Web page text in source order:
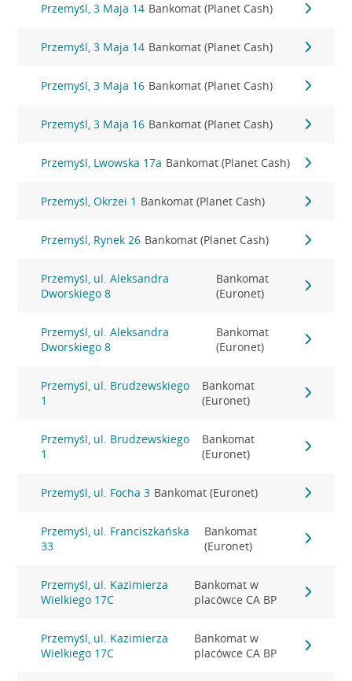
Przemyśl, 3 Maja 14 Bankomat (Planet Cash)
Przemyśl, 3 Maja 14 Bankomat (Planet Cash)
Przemyśl, 3 Maja 16 Bankomat (Planet Cash)
Przemyśl, 3 Maja 16 Bankomat (Planet Cash)
Przemyśl, Lwowska 17a Bankomat (Planet Cash)
Przemyśl, Okrzei 1 Bankomat (Planet Cash)
Przemyśl, Rynek 26 Bankomat (Planet Cash)
Przemyśl, ul. Aleksandra
Dworskiego 8
Bankomat
(Euronet)
Przemyśl, ul. Aleksandra
Dworskiego 8
Bankomat
(Euronet)
Przemyśl, ul. Brudzewskiego
1
Bankomat
(Euronet)
Przemyśl, ul. Brudzewskiego
1
Bankomat
(Euronet)
Przemyśl, ul. Focha 3 Bankomat (Euronet)
Przemyśl, ul. Franciszkańska
33
Bankomat
(Euronet)
Przemyśl, ul. Kazimierza
Wielkiego 17C
Bankomat w
placówce CA BP
Przemyśl, ul. Kazimierza
Wielkiego 17C
Bankomat w
placówce CA BP